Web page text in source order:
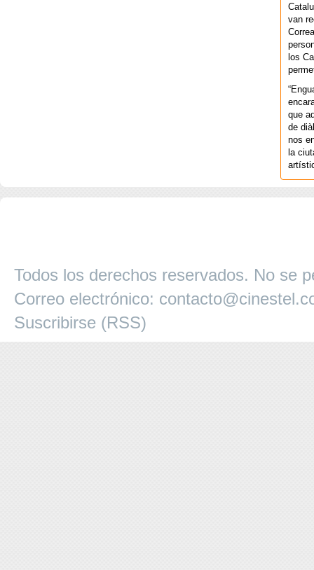
van
los
que
de
nos
la
Todos los derechos reservados. No se
Correo electrónico:
Suscribirse (RSS)